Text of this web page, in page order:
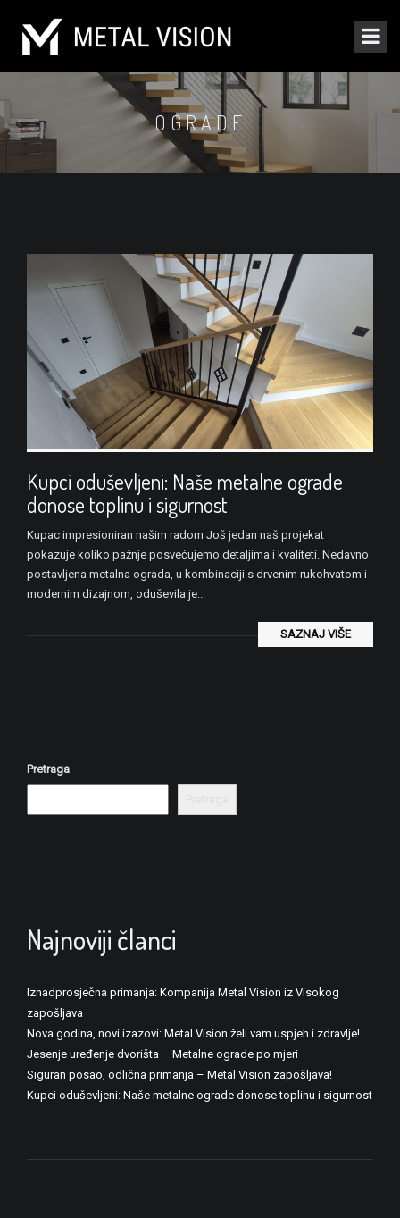
OGRADE
Kupci oduševljeni: Naše metalne ograde
donose toplinu i sigurnost
Kupac impresioniran našim radom Još jedan naš projekat
pokazuje koliko pažnje posvećujemo detaljima i kvaliteti. Nedavno
postavljena metalna ograda, u kombinaciji s drvenim rukohvatom i
modernim dizajnom, oduševila je...
SAZNAJ VIŠE
Pretraga
Najnoviji članci
Iznadprosječna primanja: Kompanija Metal Vision iz Visokog
zapošljava
Nova godina, novi izazovi: Metal Vision želi vam uspjeh i zdravlje!
Jesenje uređenje dvorišta – Metalne ograde po mjeri
Siguran posao, odlična primanja – Metal Vision zapošljava!
Kupci oduševljeni: Naše metalne ograde donose toplinu i sigurnost